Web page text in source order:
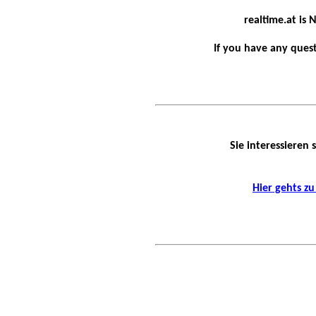
realtime.at is
If you have any
Sie interessieren
Hier gehts